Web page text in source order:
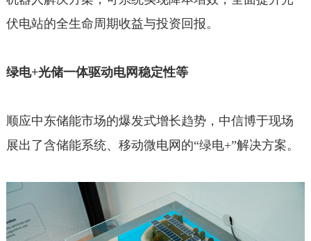
伏电站的全生命周期收益与投资回报。
绿电+光储一体驱动电网稳定性等
顺应中东储能市场的爆发式增长趋势，中信博于现场
展出了含储能系统、移动微电网的“绿电+”解决方案。